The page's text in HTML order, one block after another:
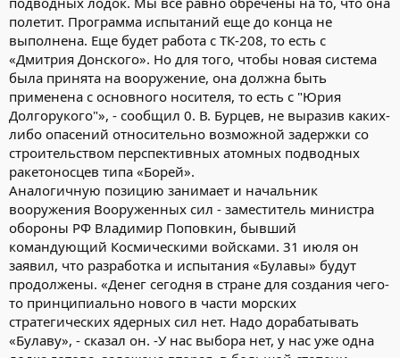
полетит. Программа испытаний еще до конца не
выполнена. Еще будет работа с ТК-208, то есть с
«Дмитрия Донского». Но для того, чтобы новая система
была принята на вооружение, она должна быть
применена с основного носителя, то есть с "Юрия
Долгорукого"», - сообщил 0. В. Бурцев, не выразив каких-
либо опасений относительно возможной задержки со
строительством перспективных атомных подводных
ракетоносцев типа «Борей».
Аналогичную позицию занимает и начальник
вооружения Вооруженных сил - заместитель министра
обороны РФ Владимир Поповкин, бывший
командующий Космическими войсками. 31 июля он
заявил, что разработка и испытания «Булавы» будут
продолжены. «Денег сегодня в стране для создания чего-
то принципиально нового в части морских
стратегических ядерных сил нет. Надо дорабатывать
«Булаву», - сказал он. -У нас выбора нет, у нас уже одна